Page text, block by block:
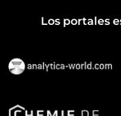
Los portales